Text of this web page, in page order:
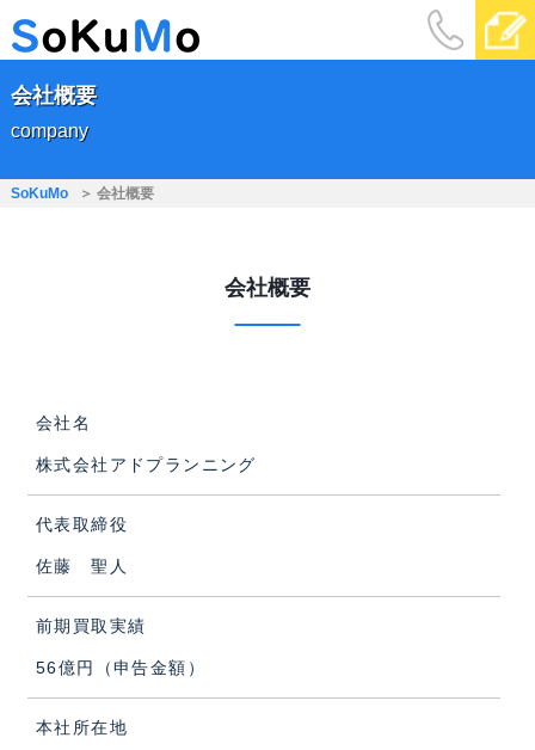
会社概要
company
SoKuMo 会社概要
会社概要
会社名
株式会社アドプランニング
代表取締役
佐藤 聖人
前期買取実績
56億円（申告金額）
本社所在地